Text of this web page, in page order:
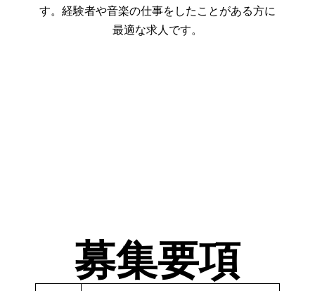
す。経験者や音楽の仕事をしたことがある方に
最適な求人です。
募集要項